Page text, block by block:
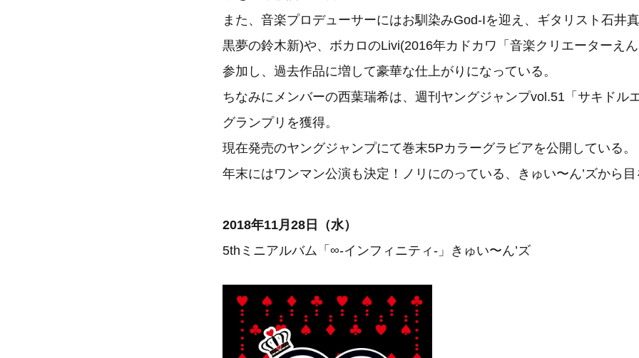
また、音楽プロデューサーにはお馴染みGod-Iを迎え、ギタリスト石井
黒夢の鈴木新)や、ボカロのLivi(2016年カドカワ「音楽クリエーターえ
参加し、過去作品に増して豪華な仕上がりになっている。
ちなみにメンバーの西葉瑞希は、週刊ヤングジャンプvol.51「サキドル
グランプリを獲得。
現在発売のヤングジャンプにて巻末5Pカラーグラビアを公開している。
年末にはワンマン公演も決定！ノリにのっている、きゅい〜ん’ズから目
2018年11月28日（水）
5thミニアルバム「∞-インフィニティ-」きゅい〜ん’ズ